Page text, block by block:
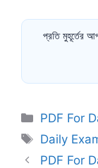
প্রতি মুহূর্তের
PDF For
Tags
Daily
PDF For